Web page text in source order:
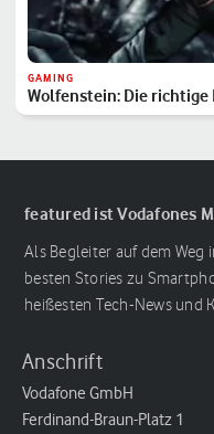
GAMING
Wolfenstein: Die richtige
featured ist Vodafones
Als Begleiter auf dem
besten Stories zu
heißesten Tech-News und
Anschrift
Vodafone GmbH
Ferdinand-Braun-Platz 1